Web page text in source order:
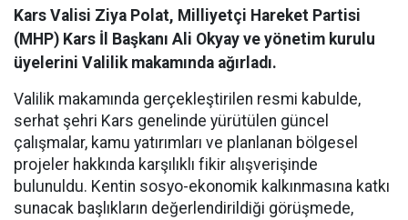
Kars Valisi Ziya Polat, Milliyetçi Hareket Partisi
(MHP) Kars İl Başkanı Ali Okyay ve yönetim kurulu
üyelerini Valilik makamında ağırladı.
Valilik makamında gerçekleştirilen resmi kabulde,
serhat şehri Kars genelinde yürütülen güncel
çalışmalar, kamu yatırımları ve planlanan bölgesel
projeler hakkında karşılıklı fikir alışverişinde
bulunuldu. Kentin sosyo-ekonomik kalkınmasına katkı
sunacak başlıkların değerlendirildiği görüşmede,